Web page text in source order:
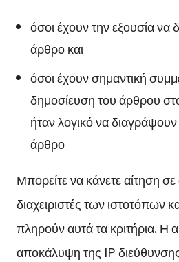
όσοι έχουν την εξουσία να
άρθρο και
όσοι έχουν σημαντική
δημοσίευση του άρθρου
ήταν λογικό να
άρθρο
Μπορείτε να κάνετε αίτηση σε
διαχειριστές των ιστοτόπων
πληρούν αυτά τα κριτήρια. Η
αποκάλυψη της IP διεύθυνσης